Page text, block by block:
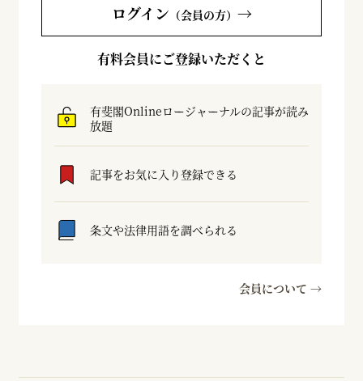
ログイン （会員の方） →
有料会員にご登録いただくと
有斐閣Onlineロージャーナルの記事が読み
放題
記事をお気に入り登録できる
条文や法律用語を調べられる
会員について →